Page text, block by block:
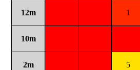
12m 1
10m
2m 5